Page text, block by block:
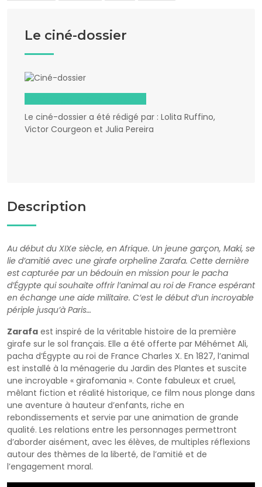
Le ciné-dossier
Le ciné-dossier a été rédigé par : Lolita Ruffino,
Victor Courgeon et Julia Pereira
Description
Au début du XIXe siècle, en Afrique. Un jeune garçon, Maki, se
lie d’amitié avec une girafe orpheline Zarafa. Cette dernière
est capturée par un bédouin en mission pour le pacha
d’Égypte qui souhaite offrir l’animal au roi de France espérant
en échange une aide militaire. C’est le début d’un incroyable
périple jusqu’à Paris…
Zarafa est inspiré de la véritable histoire de la première
girafe sur le sol français. Elle a été offerte par Méhémet Ali,
pacha d’Égypte au roi de France Charles X. En 1827, l’animal
est installé à la ménagerie du Jardin des Plantes et suscite
une incroyable « girafomania ». Conte fabuleux et cruel,
mêlant fiction et réalité historique, ce film nous plonge dans
une aventure à hauteur d’enfants, riche en
rebondissements et servie par une animation de grande
qualité. Les relations entre les personnages permettront
d’aborder aisément, avec les élèves, de multiples réflexions
autour des thèmes de la liberté, de l’amitié et de
l’engagement moral.